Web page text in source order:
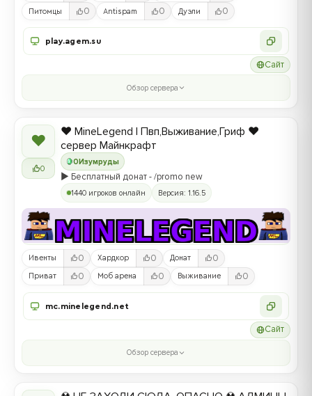
Питомцы 0 Antispam 0 Дуэли 0
play.agem.su
Сайт
Обзор сервера
❤
0
0Изумруды
❤️ MineLegend | Пвп,Выживание,Гриф ❤️
сервер Майнкрафт
▶️ Бесплатный донат - /promo new
1440 игроков онлайн Версия: 1.16.5
Ивенты 0 Хардкор 0 Донат 0
Приват 0 Моб арена 0 Выживание 0
mc.minelegend.net
Сайт
Обзор сервера